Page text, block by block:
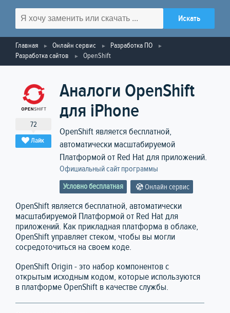
Главная Онлайн сервис
Разработка ПО
Разработка сайтов
OpenShift
72
Лайк
Аналоги OpenShift
для iPhone
OpenShift является бесплатной,
автоматически масштабируемой
Платформой от Red Hat для приложений.
Официальный сайт программы
Условно бесплатная Онлайн сервис
OpenShift является бесплатной, автоматически
масштабируемой Платформой от Red Hat для
приложений. Как прикладная платформа в облаке,
OpenShift управляет стеком, чтобы вы могли
сосредоточиться на своем коде.
OpenShift Origin - это набор компонентов с
открытым исходным кодом, которые используются
в платформе OpenShift в качестве службы.